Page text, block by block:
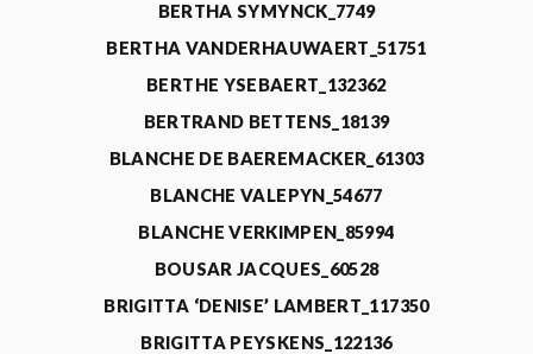
BERTHA SYMYNCK_7749
BERTHA VANDERHAUWAERT_51751
BERTHE YSEBAERT_132362
BERTRAND BETTENS_18139
BLANCHE DE BAEREMACKER_61303
BLANCHE VALEPYN_54677
BLANCHE VERKIMPEN_85994
BOUSAR JACQUES_60528
BRIGITTA ‘DENISE’ LAMBERT_117350
BRIGITTA PEYSKENS_122136